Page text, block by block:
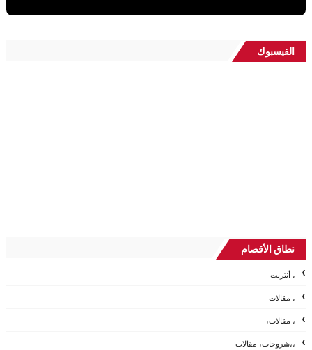
الفيسبوك
نطاق الأقصام
، أنترنت
، مقالات
، مقالات،
،،شروحات، مقالات